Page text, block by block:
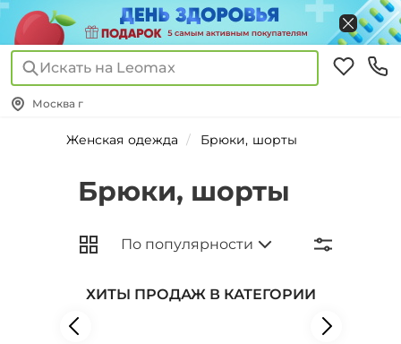
Искать на Leomax
Москва г
Женская одежда Брюки, шорты
Брюки, шорты
ХИТЫ ПРОДАЖ В КАТЕГОРИИ